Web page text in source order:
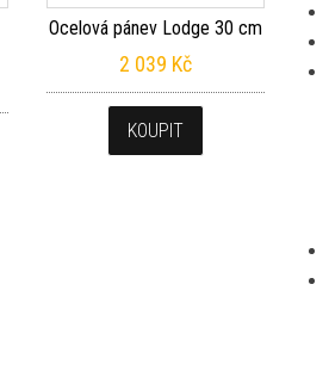
Ocelová pánev Lodge 30 cm
2 039 Kč
KOUPIT